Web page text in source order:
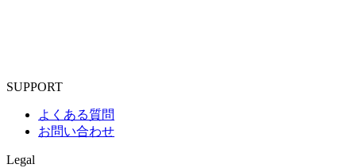
SUPPORT
よくある質問
お問い合わせ
Legal